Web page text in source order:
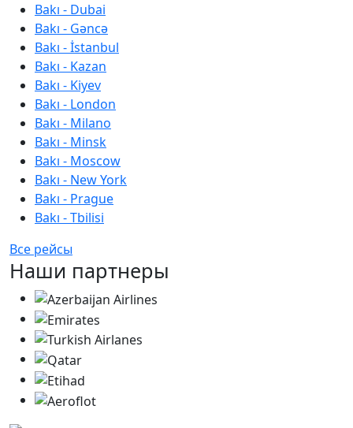
Bakı - Dubai
Bakı - Gəncə
Bakı - İstanbul
Bakı - Kazan
Bakı - Kiyev
Bakı - London
Bakı - Milano
Bakı - Minsk
Bakı - Moscow
Bakı - New York
Bakı - Prague
Bakı - Tbilisi
Все рейсы
Наши партнеры